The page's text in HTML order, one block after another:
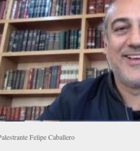
Felipe Caballero